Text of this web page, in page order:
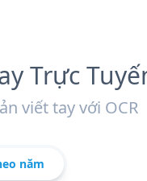
Trực
viết tay với OCR
năm